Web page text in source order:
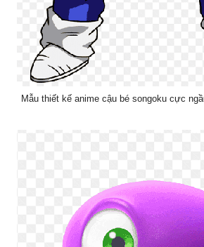
Mẫu thiết kế anime cậu bé songoku cực